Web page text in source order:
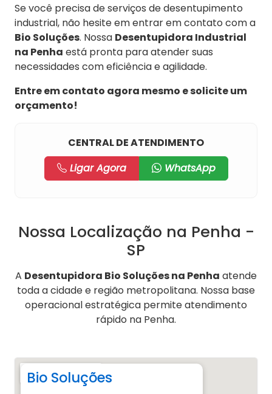
Se você precisa de serviços de desentupimento
industrial, não hesite em entrar em contato com a
Bio Soluções. Nossa Desentupidora Industrial
na Penha está pronta para atender suas
necessidades com eficiência e agilidade.
Entre em contato agora mesmo e solicite um
orçamento!
CENTRAL DE ATENDIMENTO
Ligar Agora
WhatsApp
Nossa Localização na Penha -
SP
A Desentupidora Bio Soluções na Penha atende
toda a cidade e região metropolitana. Nossa base
operacional estratégica permite atendimento
rápido na Penha.
Bio Soluções